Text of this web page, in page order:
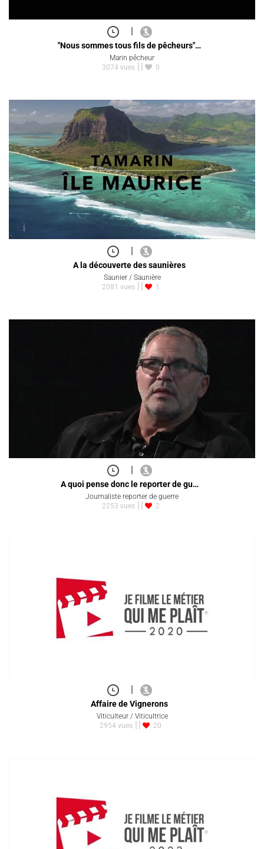
"Nous sommes tous fils de pêcheurs"…
Marin pêcheur
3074 vues
0
|
A la découverte des saunières
Saunier / Saunière
2081 vues
1
A quoi pense donc le reporter de gu…
Journaliste reporter de guerre
2253 vues
2
|
Affaire de Vignerons
Viticulteur / Viticultrice
2954 vues
20